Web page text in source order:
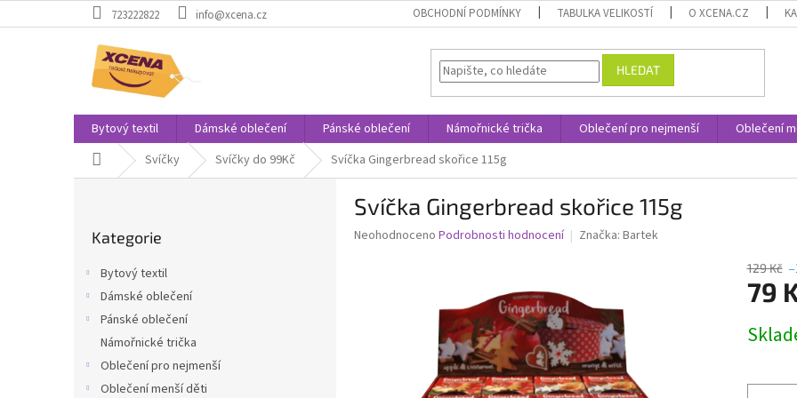
na
723222822 info@xcena.cz OBCHODNÍ PODMÍNKY TABULKA VELIKOSTÍ O XCENA.CZ
HLEDAT
Bytový textil Dámské oblečení Pánské oblečení Námořnické trička Oblečení pro nejmenší Oblečení
Domů Svíčky Svíčky do 99Kč Svíčka Gingerbread skořice 115g
kategorie
Kategorie
Bytový textil
Dámské oblečení
Pánské oblečení
Námořnické trička
Oblečení pro nejmenší
Oblečení menší děti
Svíčka Gingerbread skořice 115g
Průměrné
Neohodnoceno Podrobnosti hodnocení Značka: Bartek
129 Kč
79
cena: